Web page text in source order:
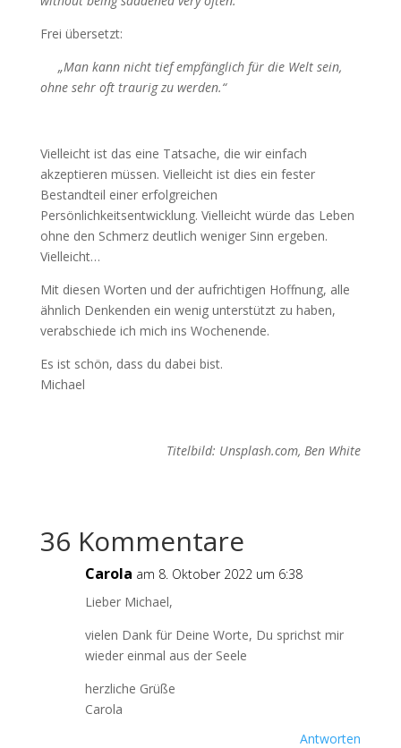
Frei übersetzt:
„Man kann nicht tief empfänglich für die Welt sein,
ohne sehr oft traurig zu werden.“
Vielleicht ist das eine Tatsache, die wir einfach
akzeptieren müssen. Vielleicht ist dies ein fester
Bestandteil einer erfolgreichen
Persönlichkeitsentwicklung. Vielleicht würde das Leben
ohne den Schmerz deutlich weniger Sinn ergeben.
Vielleicht…
Mit diesen Worten und der aufrichtigen Hoffnung, alle
ähnlich Denkenden ein wenig unterstützt zu haben,
verabschiede ich mich ins Wochenende.
Es ist schön, dass du dabei bist.
Michael
Titelbild: Unsplash.com, Ben White
36 Kommentare
Carola am 8. Oktober 2022 um 6:38
Lieber Michael,
vielen Dank für Deine Worte, Du sprichst mir
wieder einmal aus der Seele
herzliche Grüße
Carola
Antworten